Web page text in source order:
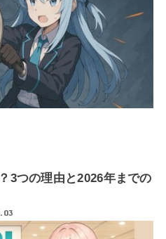
3つの理由と2026年までの